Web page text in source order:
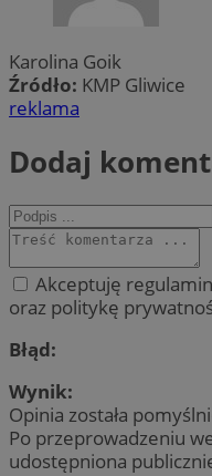
Karolina Goik
Źródło: KMP Gliwice
reklama
Dodaj
Akceptuję
oraz politykę
Błąd:
Wynik:
Opinia została
Po przeprowadzeniu
udostępniona